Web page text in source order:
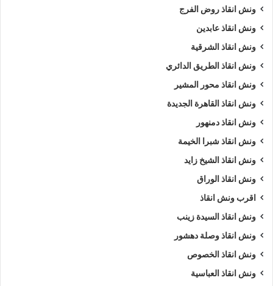
ونش انقاذ روض الفرج
ونش انقاذ عابدين
ونش انقاذ الشرقية
ونش انقاذ الطريق الدائري
ونش انقاذ محور المشير
ونش انقاذ القاهرة الجديدة
ونش انقاذ دمنهور
ونش انقاذ شبرا الخيمة
ونش انقاذ الشيخ زايد
ونش انقاذ الوراق
اقرب ونش انقاذ
ونش انقاذ السيدة زينب
ونش انقاذ وصلة دهشور
ونش انقاذ الخصوص
ونش انقاذ العباسية